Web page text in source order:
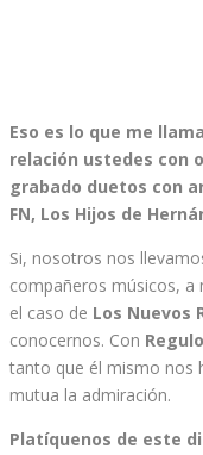
Eso es lo que me
relación ustedes con
grabado duetos con
FN, Los Hijos de
Si, nosotros nos
compañeros músicos,
el caso de Los Nuevos
conocernos. Con Regulo
tanto que él mismo nos
mutua la admiración.
Platíquenos de este